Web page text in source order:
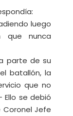
luego
que nunca
parte de su
batallón, la
que no
Ello se debió
Jefe